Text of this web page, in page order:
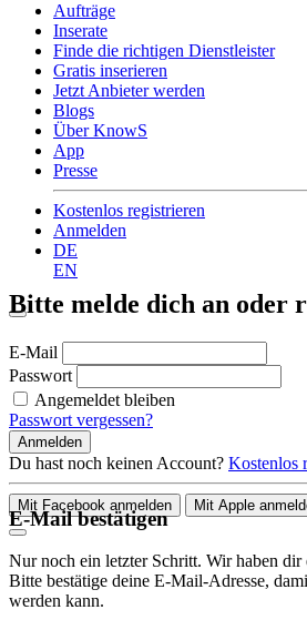
Aufträge
Inserate
Finde die richtigen Dienstleister
Gratis inserieren
Jetzt Anbieter werden
Blogs
Über KnowS
App
Presse
Kostenlos registrieren
Anmelden
DE
EN
Bitte melde dich an oder
E-Mail
Passwort
Angemeldet bleiben
Passwort vergessen?
Anmelden
Du hast noch keinen Account? Kostenlos
Mit Facebook anmelden Mit Apple
E-Mail bestätigen
Nur noch ein letzter Schritt. Wir haben
Bitte bestätige deine E-Mail-Adresse,
werden kann.